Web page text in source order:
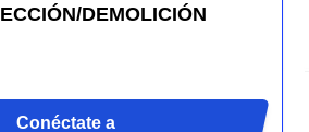
DEMOLICIÓN
Conéctate a